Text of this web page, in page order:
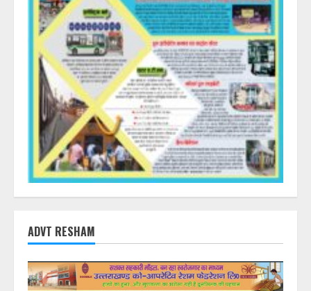
ADVT RESHAM